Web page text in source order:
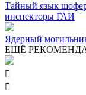
Тайный язык
инспекторы ГАИ
Ядерный
ЕЩЁ

